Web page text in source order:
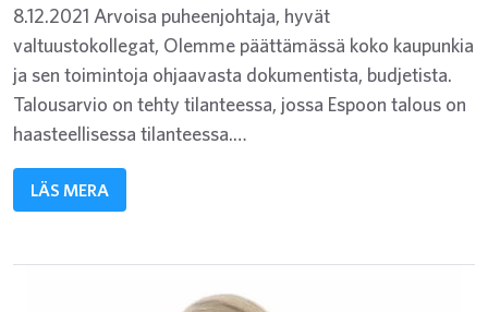
8.12.2021 Arvoisa puheenjohtaja, hyvät
valtuustokollegat, Olemme päättämässä koko kaupunkia
ja sen toimintoja ohjaavasta dokumentista, budjetista.
Talousarvio on tehty tilanteessa, jossa Espoon talous on
haasteellisessa tilanteessa.…
LÄS MERA